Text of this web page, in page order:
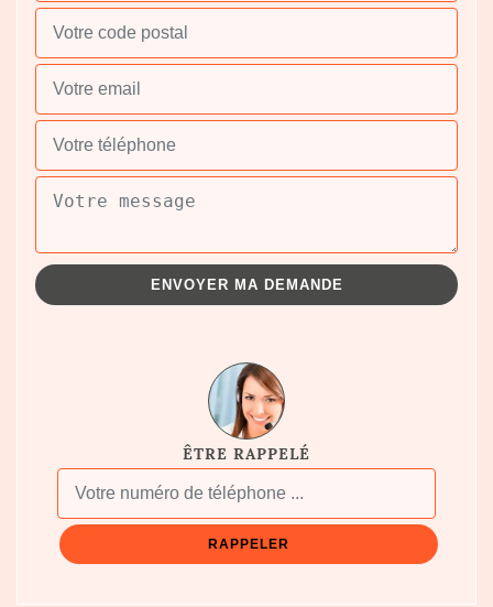
ÊTRE RAPPELÉ